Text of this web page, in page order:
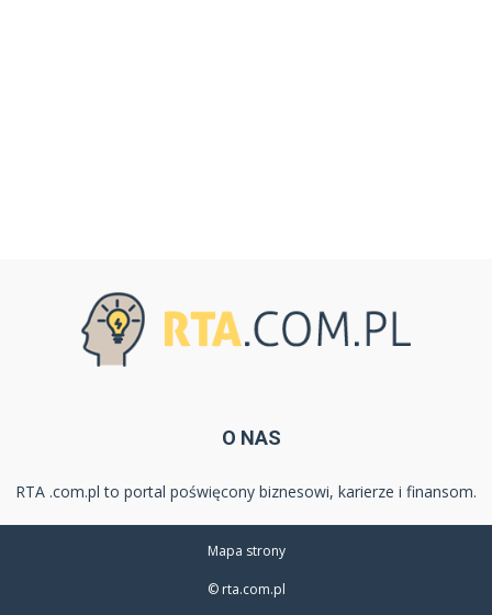
O NAS
RTA .com.pl to portal poświęcony biznesowi, karierze i finansom.
Mapa strony
© rta.com.pl